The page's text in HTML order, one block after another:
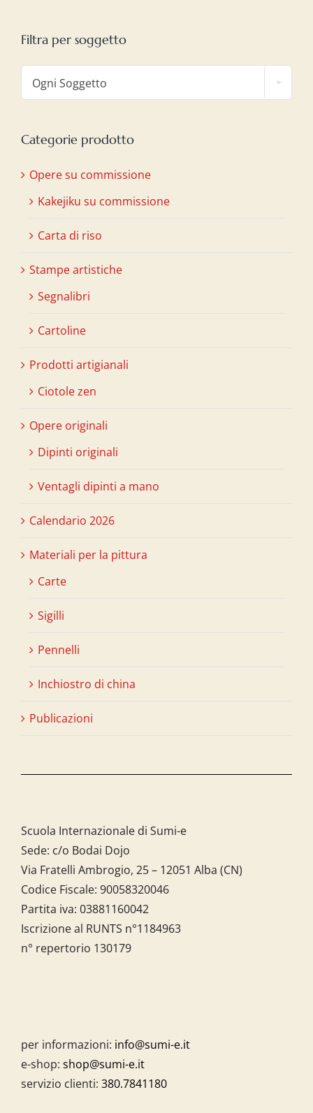
Filtra per soggetto
Ogni Soggetto
Categorie prodotto
Opere su commissione
Kakejiku su commissione
Carta di riso
Stampe artistiche
Segnalibri
Cartoline
Prodotti artigianali
Ciotole zen
Opere originali
Dipinti originali
Ventagli dipinti a mano
Calendario 2026
Materiali per la pittura
Carte
Sigilli
Pennelli
Inchiostro di china
Publicazioni
Scuola Internazionale di Sumi-e
Sede: c/o Bodai Dojo
Via Fratelli Ambrogio, 25 – 12051 Alba (CN)
Codice Fiscale: 90058320046
Partita iva: 03881160042
Iscrizione al RUNTS n°1184963
n° repertorio 130179
per informazioni: info@sumi-e.it
e-shop: shop@sumi-e.it
servizio clienti: 380.7841180